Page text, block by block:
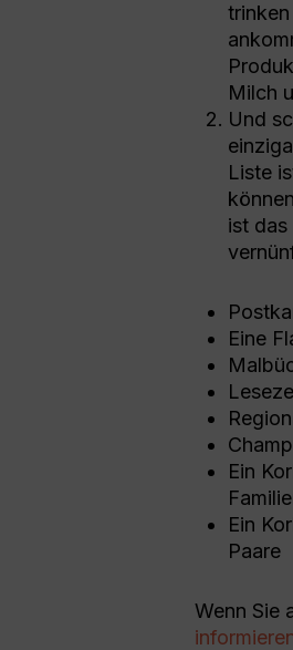
Milch
Und
Liste
ist
Eine
Ein
Ein
Paare
Wenn Sie